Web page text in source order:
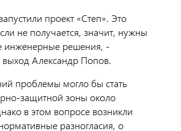
проект «Степ». Это
не получается, значит, нужны
инженерные решения, -
Александр Попов.
проблемы могло бы стать
защитной зоны около
в этом вопросе возникли
разногласия, о